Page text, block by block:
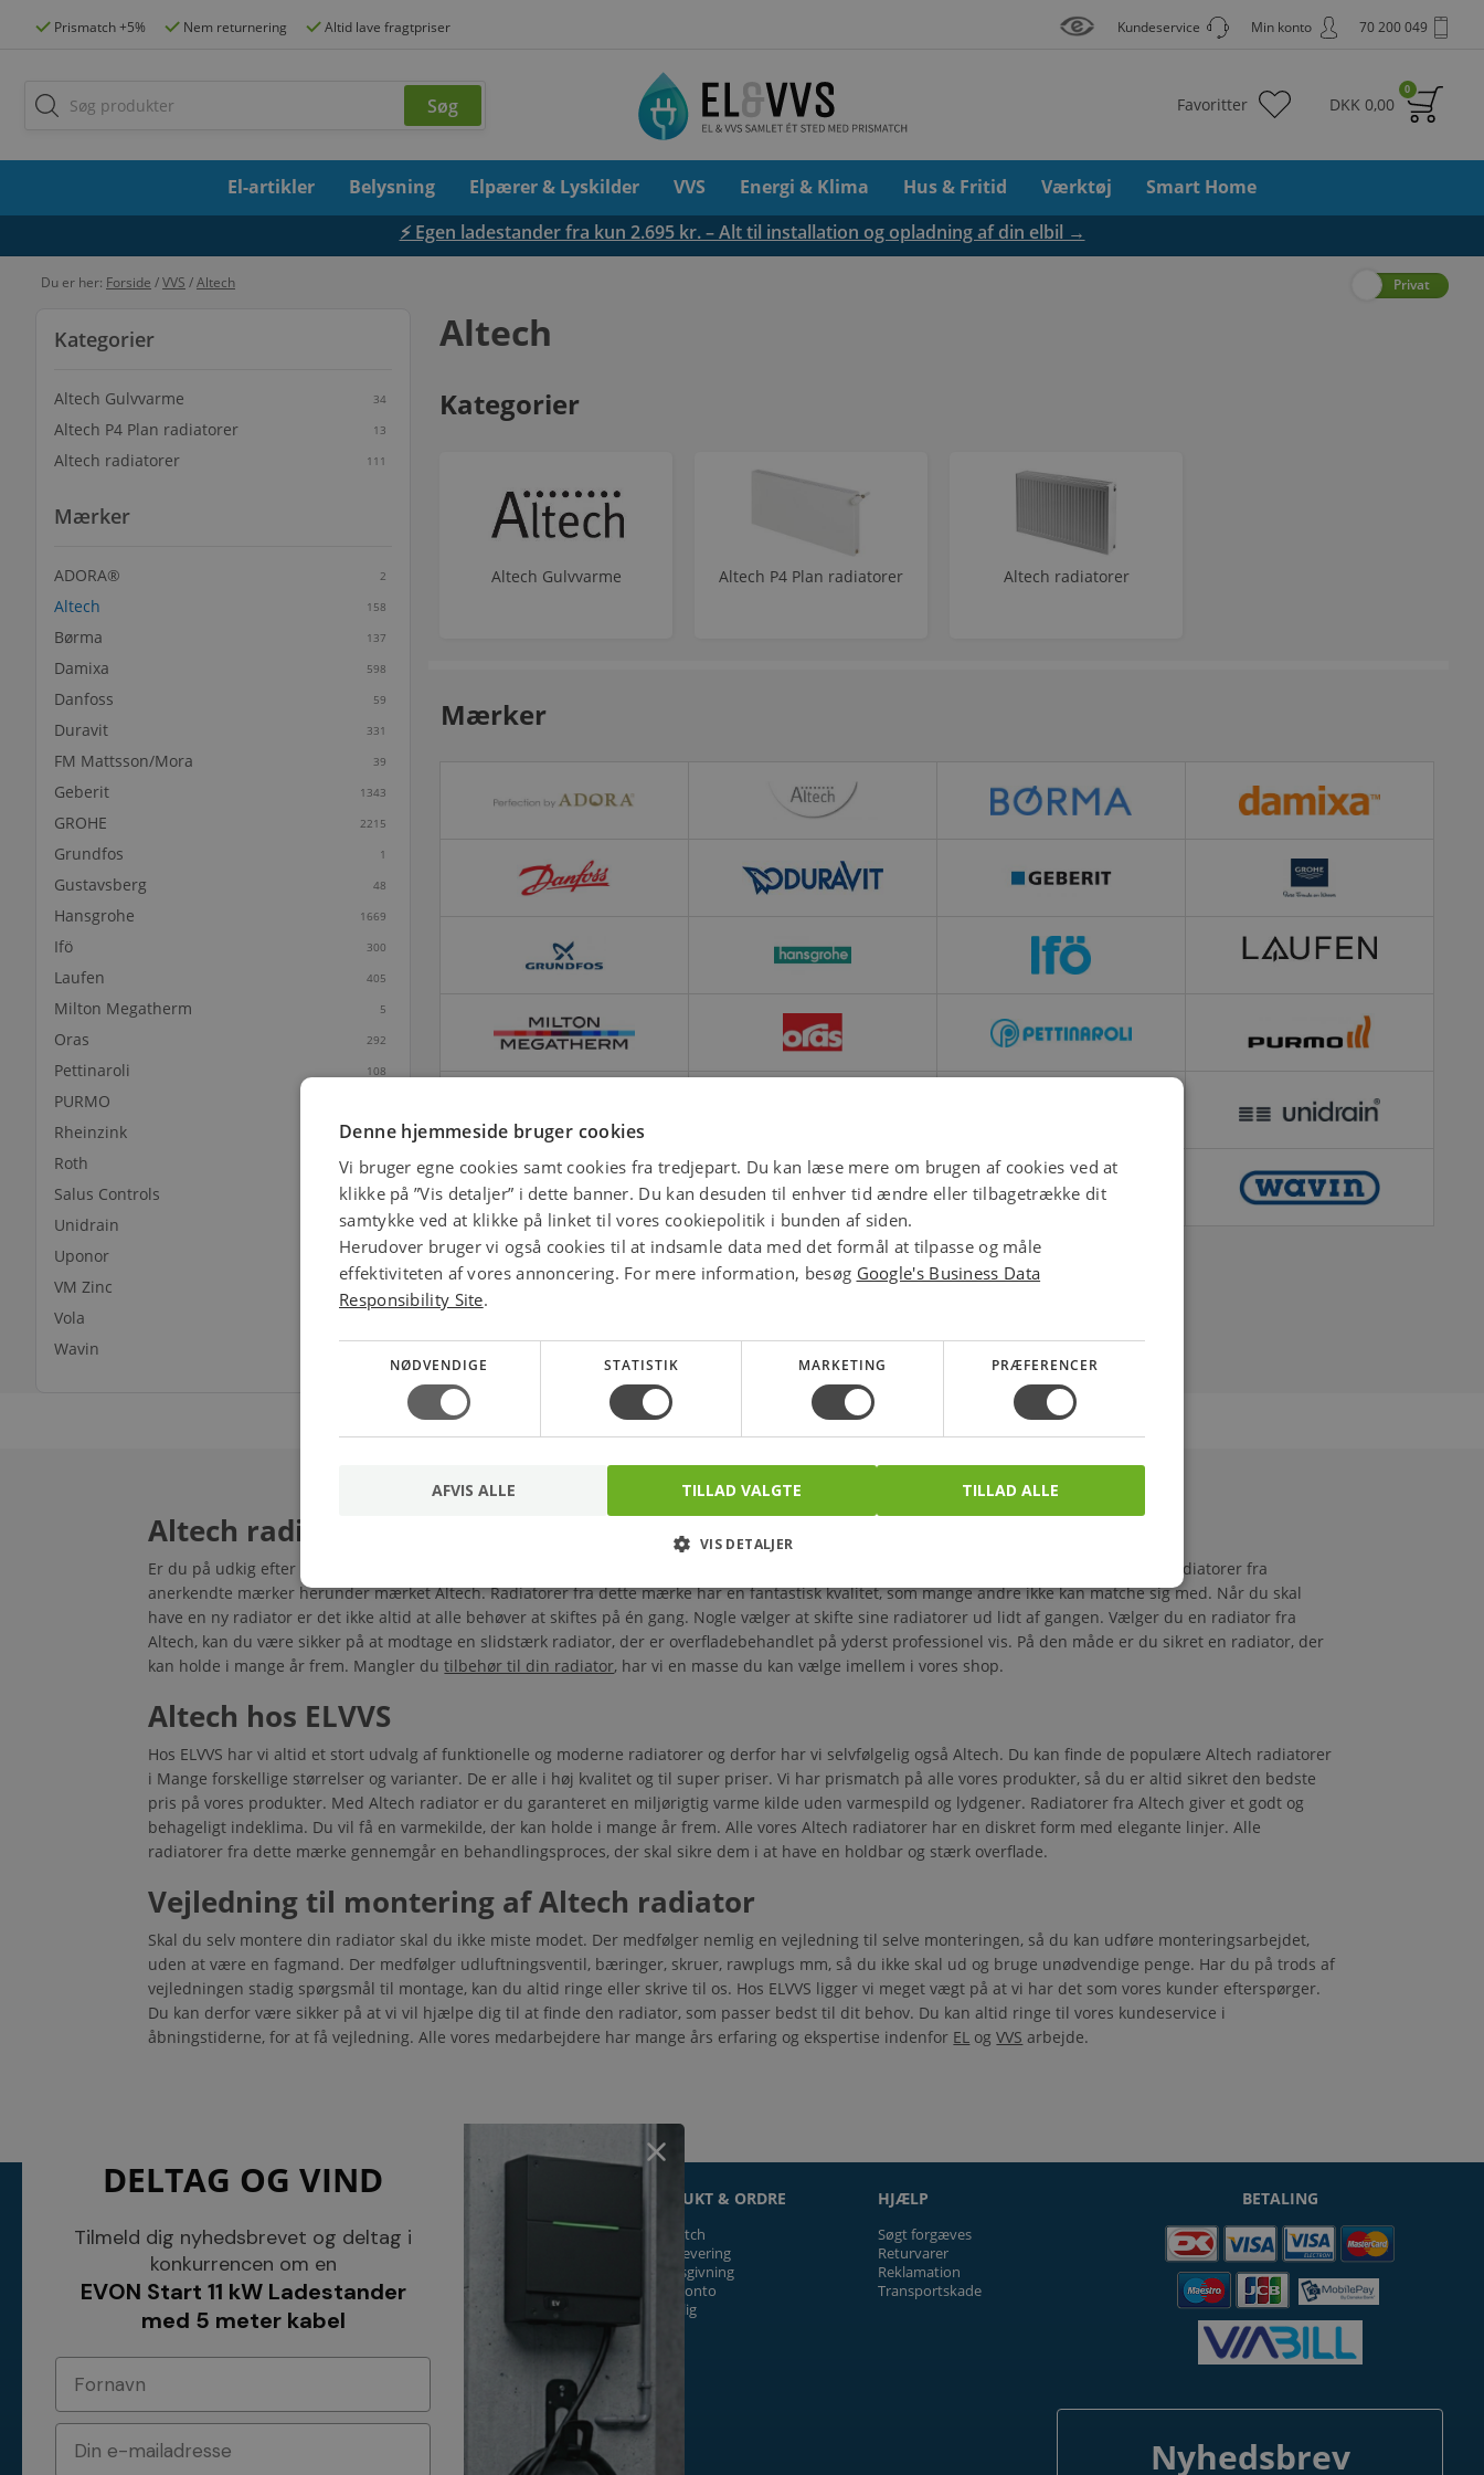
Prismatch +5% Nem returnering Altid lave fragtpriser 70 200 049
Min konto
Kundeservice
0
DKK 0,00
Favoritter
El-artikler Belysning Elpærer & Lyskilder VVS Energi & Klima Hus & Fritid Værktøj
Smart Home
⚡ Egen ladestander fra kun 2.695 kr. – Alt til installation og opladning af din elbil →
Du er her: Forside /VVS /Altech Privat
Kategorier
Altech Gulvvarme 34
Altech P4 Plan radiatorer 13
Altech radiatorer 111
Mærker
ADORA® 2
Altech 158
Børma 137
Damixa 598
Danfoss 59
Duravit 331
FM Mattsson/Mora 39
Geberit 1343
GROHE 2215
Grundfos 1
Gustavsberg 48
Hansgrohe 1669
Ifö 300
Laufen 405
Milton Megatherm 5
Oras 292
Pettinaroli 108
PURMO
Rheinzink
Roth
47
Salus Controls 13
Unidrain
Uponor
19
VM Zinc
Vola
Wavin
Altech
Kategorier
Altech Gulvvarme Altech P4 Plan radiatorer Altech radiatorer
Mærker
Altech radiatorer
Er du på udkig efter holdbare
kan du finde mange moderne radiatorer fra
anerkendte mærker herunder mærket Altech. Radiatorer fra dette mærke har en fantastisk kvalitet, som mange andre ikke kan matche sig med. Når du skal
have en ny radiator er det ikke altid at alle behøver at skiftes på én gang. Nogle vælger at skifte sine radiatorer ud lidt af gangen. Vælger du en radiator fra
Altech, kan du være sikker på at modtage en slidstærk radiator, der er overfladebehandlet på yderst professionel vis. På den måde er du sikret en radiator, der
kan holde i mange år frem. Mangler dutilbehør til din radiator, har vi en masse du kan vælge imellem i vores shop.
Altech hos ELVVS
Hos ELVVS har vi altid et stort udvalg af funktionelle og moderne radiatorer og derfor har vi selvfølgelig også Altech. Du kan finde de populære Altech radiatorer
i Mange forskellige størrelser og varianter. De er alle i høj kvalitet og til super priser. Vi har prismatch på alle vores produkter, så du er altid sikret den bedste
pris på vores produkter. Med Altech radiator er du garanteret en miljørigtig varme kilde uden varmespild og lydgener. Radiatorer fra Altech giver et godt og
behageligt indeklima. Du vil få en varmekilde, der kan holde i mange år frem. Alle vores Altech radiatorer har en diskret form med elegante linjer. Alle
radiatorer fra dette mærke gennemgår en behandlingsproces, der skal sikre dem i at have en holdbar og stærk overflade.
Vejledning til montering af Altech radiator
Skal du selv montere din radiator skal du ikke miste modet. Der medfølger nemlig en vejledning til selve monteringen, så du kan udføre monteringsarbejdet,
uden at være en fagmand. Der medfølger udluftningsventil, bæringer, skruer, rawplugs mm, så du ikke skal ud og bruge unødvendige penge. Har du på trods af
vejledningen stadig spørgsmål til montage, kan du altid ringe eller skrive til os. Hos ELVVS ligger vi meget vægt på at vi har det som vores kunder efterspørger.
Du kan derfor være sikker på at vi vil hjælpe dig til at finde den radiator, som passer bedst til dit behov. Du kan altid ringe til vores kundeservice i
åbningstiderne, for at få vejledning. Alle vores medarbejdere har mange års erfaring og ekspertise indenfor EL ogVVS arbejde.
KONTAKT
NETSALG EL & VVS APS
Søndergårdsvej 44
Danmark
Cvr nr. 26117275
INFORMATION
Blog
Åbningstider
Hvem er vi ?
Bankoplysninger
Privatlivspolitik
PRODUKT & ORDRE
Prismatch
Fragt/levering
Tilbudsgivning
Firmakonto
Offentlig
HJÆLP
Søgt forgæves
Returvarer
Reklamation
Transportskade
BETALING
Nyhedsbrev
Denne hjemmeside bruger cookies
Vi bruger egne cookies samt cookies fra tredjepart. Du kan læse mere om brugen af cookies ved at
klikke på ”Vis detaljer” i dette banner. Du kan desuden til enhver tid ændre eller tilbagetrække dit
samtykke ved at klikke på linket til vores cookiepolitik i bunden af siden.
Herudover bruger vi også cookies til at indsamle data med det formål at tilpasse og måle
effektiviteten af vores annoncering. For mere information, besøg Google's Business Data
Responsibility Site.
NØDVENDIGE STATISTIK MARKETING PRÆFERENCER
TILLAD VALGTE TILLAD ALLE
AFVIS ALLE
VIS DETALJER
DELTAG OG VIND
Tilmeld dig nyhedsbrevet og deltag i
konkurrencen om en
EVON Start 11 kW Ladestander
med 5 meter kabel